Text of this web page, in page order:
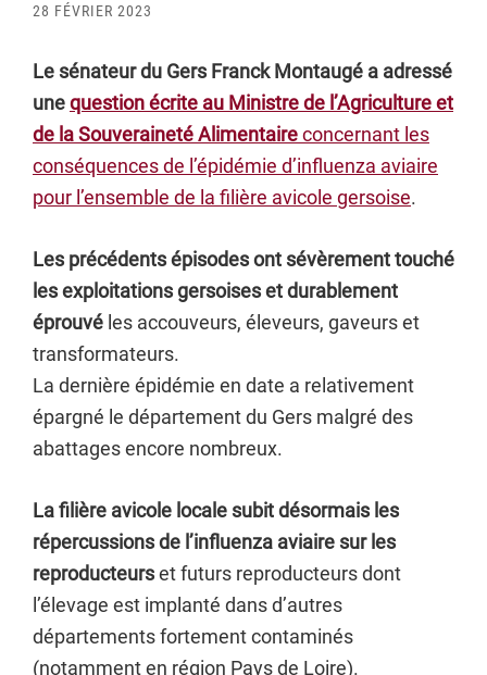
28 FÉVRIER 2023
Le sénateur du Gers Franck Montaugé a adressé
unequestion écrite au Ministre de l’Agriculture et
de la Souveraineté Alimentaireconcernant les
conséquences de l’épidémie d’influenza aviaire
pour l’ensemble de la filière avicole gersoise.
Les précédents épisodes ont sévèrement touché
les exploitations gersoises et durablement
éprouvé les accouveurs, éleveurs, gaveurs et
transformateurs.
La dernière épidémie en date a relativement
épargné le département du Gers malgré des
abattages encore nombreux.
La filière avicole locale subit désormais les
répercussions de l’influenza aviaire sur les
reproducteurset futurs reproducteurs dont
l’élevage est implanté dans d’autres
départements fortement contaminés
(notamment en région Pays de Loire).